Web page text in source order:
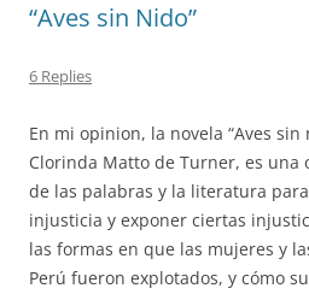
“Aves sin Nido”
6 Replies
En mi opinion, la novela “Aves
Clorinda Matto de Turner, es
de las palabras y la literatura
injusticia y exponer ciertas
las formas en que las mujeres y
Perú fueron explotados, y cómo